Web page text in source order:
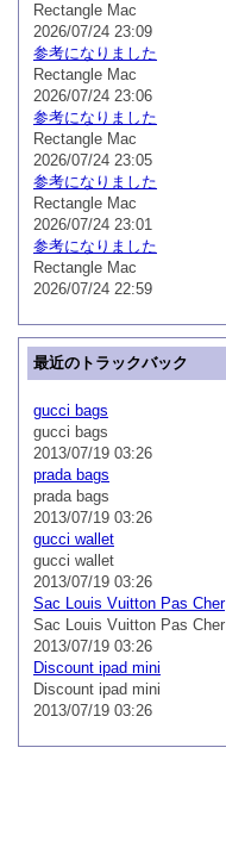
Rectangle Mac
2026/07/24 23:09
参考になりました
Rectangle Mac
2026/07/24 23:06
参考になりました
Rectangle Mac
2026/07/24 23:05
参考になりました
Rectangle Mac
2026/07/24 23:01
参考になりました
Rectangle Mac
2026/07/24 22:59
最近のトラックバック
gucci bags
gucci bags
2013/07/19 03:26
prada bags
prada bags
2013/07/19 03:26
gucci wallet
gucci wallet
2013/07/19 03:26
Sac Louis Vuitton Pas Cher
Sac Louis Vuitton Pas Cher
2013/07/19 03:26
Discount ipad mini
Discount ipad mini
2013/07/19 03:26